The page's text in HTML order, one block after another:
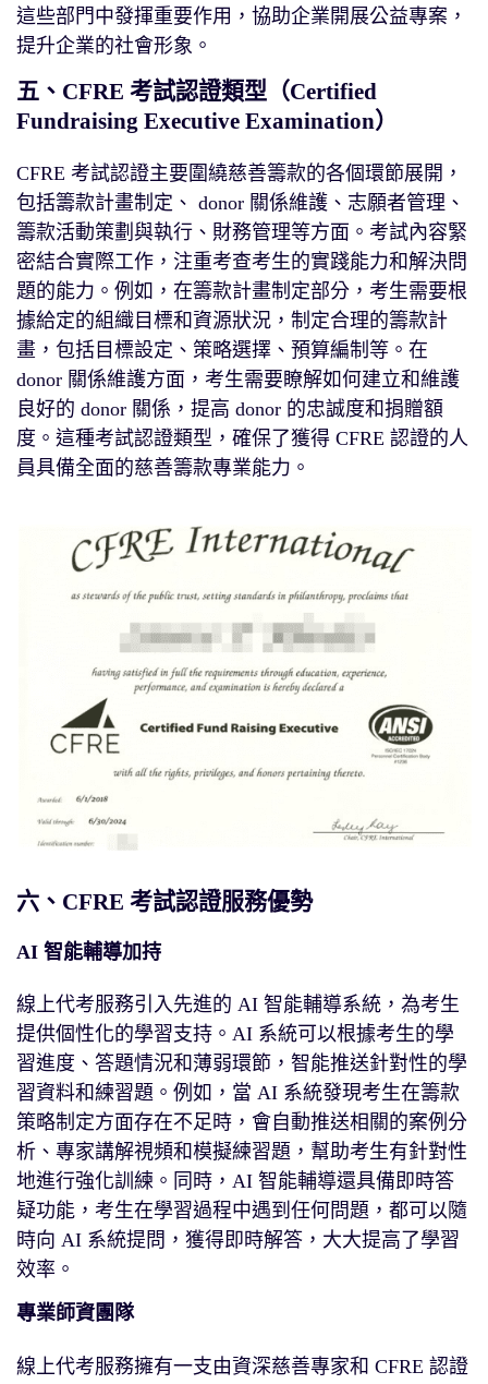
這些部門中發揮重要作用，協助企業開展公益專案，
提升企業的社會形象。
五、CFRE 考試認證類型（Certified
Fundraising Executive Examination）
CFRE 考試認證主要圍繞慈善籌款的各個環節展開，
包括籌款計畫制定、 donor 關係維護、志願者管理、
籌款活動策劃與執行、財務管理等方面。考試內容緊
密結合實際工作，注重考查考生的實踐能力和解決問
題的能力。例如，在籌款計畫制定部分，考生需要根
據給定的組織目標和資源狀況，制定合理的籌款計
畫，包括目標設定、策略選擇、預算編制等。在
donor 關係維護方面，考生需要瞭解如何建立和維護
良好的 donor 關係，提高 donor 的忠誠度和捐贈額
度。這種考試認證類型，確保了獲得 CFRE 認證的人
員具備全面的慈善籌款專業能力。
六、CFRE 考試認證服務優勢
AI 智能輔導加持
線上代考服務引入先進的 AI 智能輔導系統，為考生
提供個性化的學習支持。AI 系統可以根據考生的學
習進度、答題情況和薄弱環節，智能推送針對性的學
習資料和練習題。例如，當 AI 系統發現考生在籌款
策略制定方面存在不足時，會自動推送相關的案例分
析、專家講解視頻和模擬練習題，幫助考生有針對性
地進行強化訓練。同時，AI 智能輔導還具備即時答
疑功能，考生在學習過程中遇到任何問題，都可以隨
時向 AI 系統提問，獲得即時解答，大大提高了學習
效率。
專業師資團隊
線上代考服務擁有一支由資深慈善專家和 CFRE 認證